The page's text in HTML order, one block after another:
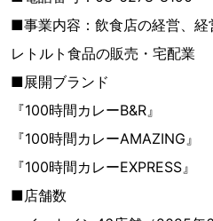
■事業内容：飲食店の経営、経
レトルト食品の販売・宅配業
■展開ブランド
『100時間カレーB&R』
『100時間カレーAMAZING』
『100時間カレーEXPRESS』
■店舗数